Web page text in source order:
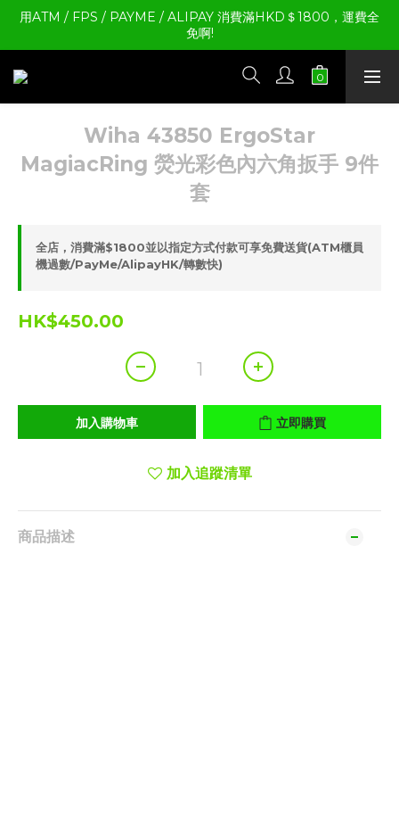
用ATM / FPS / PAYME / ALIPAY 消費滿HKD＄1800，運費全
免啊!
Wiha 43850 ErgoStar
MagiacRing 熒光彩色內六角扳手 9件
套
全店，消費滿$1800並以指定方式付款可享免費送貨(ATM櫃員
機過數/PayMe/AlipayHK/轉數快)
HK$450.00
加入購物車 立即購買
加入追蹤清單
商品描述